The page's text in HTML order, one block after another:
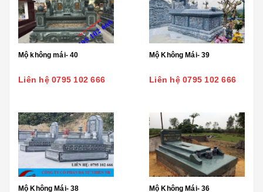
Mộ không mái- 40
Liên hệ 0795 102 666
Mộ Không Mái- 39
Liên hệ 0795 102 666
Mộ Không Mái- 38 Mộ Không Mái- 36